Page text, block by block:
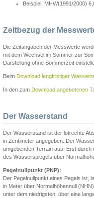
Beispiel: MHW(1991/2000)
Zeitbezug der
Die Zeitangaben der Messwerte
mit dem Wechsel im Sommer zur
Darstellung ohne Sommerzeit
Beim Download langfristiger
In den zum Download angebotenen
Der Wasserstand
Der Wasserstand ist der lotrechte
in Zentimeter angegeben. Der
umgebenden Terrain aus. Erst durch
des Wasserspiegels über
Pegelnullpunkt (PNP):
Der Pegelnullpunkt eines Pegels ist,
in Meter über Normalhöhennull
unter dem niedrigsten, über eine